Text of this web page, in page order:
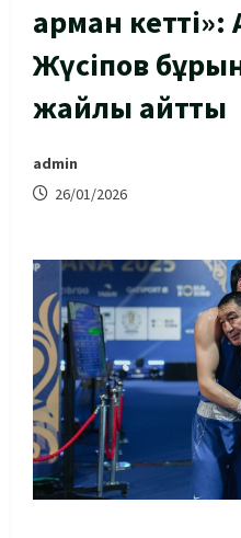
арман
Жүсіпов
жайлы айтты
admin
26/01/2026